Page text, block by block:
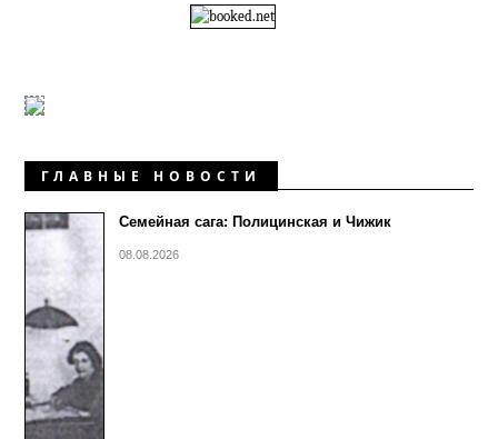
ГЛАВНЫЕ НОВОСТИ
Семейная сага: Полицинская и Чижик
08.08.2026